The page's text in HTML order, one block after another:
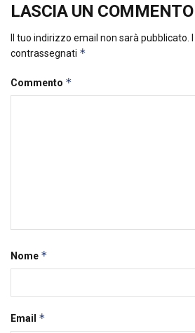
LASCIA UN COMMENTO
Il tuo indirizzo email non sarà pubblicato.
contrassegnati *
Commento *
Nome *
Email *